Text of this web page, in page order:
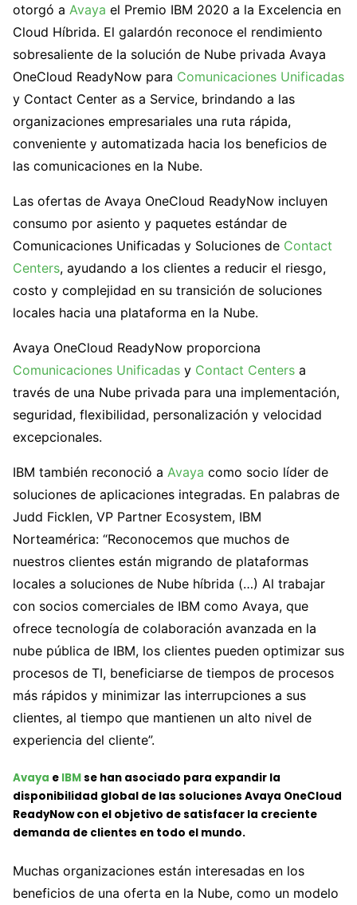
otorgó a Avaya el Premio IBM 2020 a la Excelencia en
Cloud Híbrida. El galardón reconoce el rendimiento
sobresaliente de la solución de Nube privada Avaya
OneCloud ReadyNow para Comunicaciones Unificadas
y Contact Center as a Service, brindando a las
organizaciones empresariales una ruta rápida,
conveniente y automatizada hacia los beneficios de
las comunicaciones en la Nube.
Las ofertas de Avaya OneCloud ReadyNow incluyen
consumo por asiento y paquetes estándar de
Comunicaciones Unificadas y Soluciones de Contact
Centers, ayudando a los clientes a reducir el riesgo,
costo y complejidad en su transición de soluciones
locales hacia una plataforma en la Nube.
Avaya OneCloud ReadyNow proporciona
Comunicaciones Unificadas y Contact Centers a
través de una Nube privada para una implementación,
seguridad, flexibilidad, personalización y velocidad
excepcionales.
IBM también reconoció a Avaya como socio líder de
soluciones de aplicaciones integradas. En palabras de
Judd Ficklen, VP Partner Ecosystem, IBM
Norteamérica: “Reconocemos que muchos de
nuestros clientes están migrando de plataformas
locales a soluciones de Nube híbrida (…) Al trabajar
con socios comerciales de IBM como Avaya, que
ofrece tecnología de colaboración avanzada en la
nube pública de IBM, los clientes pueden optimizar sus
procesos de TI, beneficiarse de tiempos de procesos
más rápidos y minimizar las interrupciones a sus
clientes, al tiempo que mantienen un alto nivel de
experiencia del cliente”.
Avaya e IBMse han asociado para expandir la
disponibilidad global de las soluciones Avaya OneCloud
ReadyNow con el objetivo de satisfacer la creciente
demanda de clientes en todo el mundo.
Muchas organizaciones están interesadas en los
beneficios de una oferta en la Nube, como un modelo